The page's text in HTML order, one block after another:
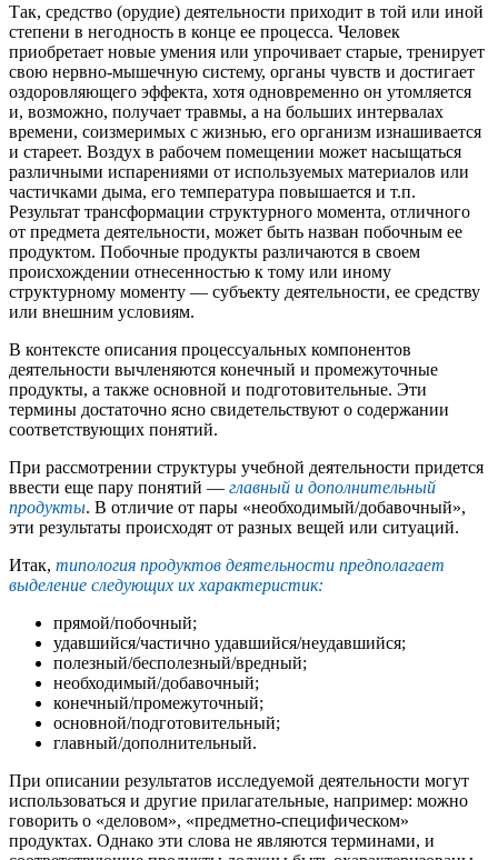
Так, средство (орудие) деятельности приходит в той или иной
степени в негодность в конце ее процесса. Человек
приобретает новые умения или упрочивает старые, тренирует
свою нервно-мышечную систему, органы чувств и достигает
оздоровляющего эффекта, хотя одновременно он утомляется
и, возможно, получает травмы, а на больших интервалах
времени, соизмеримых с жизнью, его организм изнашивается
и стареет. Воздух в рабочем помещении может насыщаться
различными испарениями от используемых материалов или
частичками дыма, его температура повышается и т.п.
Результат трансформации структурного момента, отличного
от предмета деятельности, может быть назван побочным ее
продуктом. Побочные продукты различаются в своем
происхождении отнесенностью к тому или иному
структурному моменту — субъекту деятельности, ее средству
или внешним условиям.
В контексте описания процессуальных компонентов
деятельности вычленяются конечный и промежуточные
продукты, а также основной и подготовительные. Эти
термины достаточно ясно свидетельствуют о содержании
соответствующих понятий.
При рассмотрении структуры учебной деятельности придется
ввести еще пару понятий — главный и дополнительный
продукты. В отличие от пары «необходимый/добавочный»,
эти результаты происходят от разных вещей или ситуаций.
Итак, типология продуктов деятельности предполагает
выделение следующих их характеристик:
прямой/побочный;
удавшийся/частично удавшийся/неудавшийся;
полезный/бесполезный/вредный;
необходимый/добавочный;
конечный/промежуточный;
основной/подготовительный;
главный/дополнительный.
При описании результатов исследуемой деятельности могут
использоваться и другие прилагательные, например: можно
говорить о «деловом», «предметно-специфическом»
продуктах. Однако эти слова не являются терминами, и